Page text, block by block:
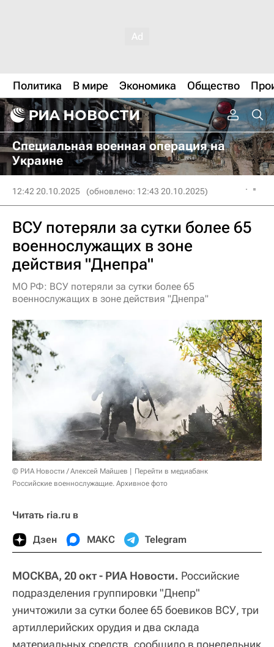
Политика В мире Экономика Общество
Специальная военная операция на
Украине
12:42 20.10.2025 (обновлено: 12:43 20.10.2025)
ВСУ потеряли за сутки более 65
военнослужащих в зоне
действия "Днепра"
МО РФ: ВСУ потеряли за сутки более 65
военнослужащих в зоне действия "Днепра"
© РИА Новости / Алексей Майшев
Перейти в медиабанк
Российские военнослужащие. Архивное фото
Читать ria.ru в
Дзен МАКС Telegram
МОСКВА, 20 окт - РИА Новости. Российские
подразделения группировки "Днепр"
уничтожили за сутки более 65 боевиков ВСУ, три
артиллерийских орудия и два склада
материальных средств, сообщило в понедельник